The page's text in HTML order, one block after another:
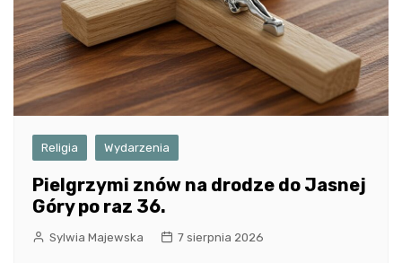
Religia Wydarzenia
Pielgrzymi znów na drodze do Jasnej
Góry po raz 36.
Sylwia Majewska 7 sierpnia 2026